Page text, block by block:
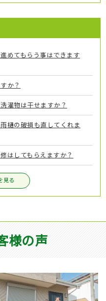
めてもらう事はできます
か？
濯物は干せますか？
樋の破損も直してくれま
はしてもらえますか？
見る
様の声